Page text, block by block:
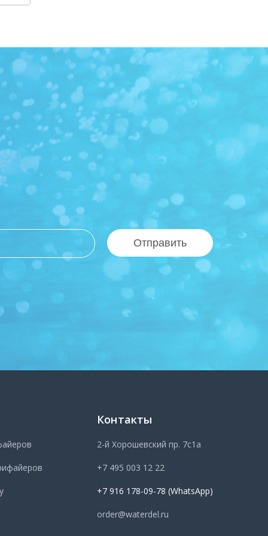
Отправить
Контакты
2-й Хорошевский пр. 7с1а
+7 495 003 12 22
+7 916 178-09-78 (WhatsApp)
order@waterdel.ru